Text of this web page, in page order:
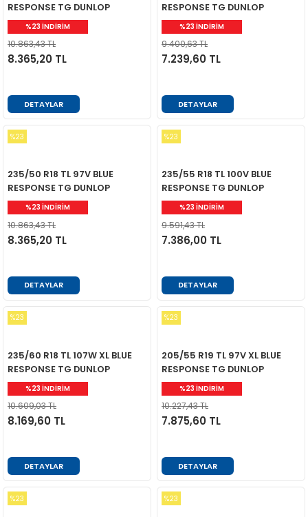
RESPONSE TG DUNLOP
%23 İNDİRİM
10.863,43 TL
8.365,20 TL
DETAYLAR
RESPONSE TG DUNLOP
%23 İNDİRİM
9.400,63 TL
7.239,60 TL
DETAYLAR
%23
235/50 R18 TL 97V BLUE
RESPONSE TG DUNLOP
%23 İNDİRİM
10.863,43 TL
8.365,20 TL
DETAYLAR
%23
235/55 R18 TL 100V BLUE
RESPONSE TG DUNLOP
%23 İNDİRİM
9.591,43 TL
7.386,00 TL
DETAYLAR
%23
235/60 R18 TL 107W XL BLUE
RESPONSE TG DUNLOP
%23 İNDİRİM
10.609,03 TL
8.169,60 TL
DETAYLAR
%23
205/55 R19 TL 97V XL BLUE
RESPONSE TG DUNLOP
%23 İNDİRİM
10.227,43 TL
7.875,60 TL
DETAYLAR
%23 %23